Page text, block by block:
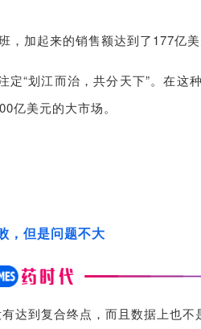
加起来的销售额达到了177亿美
“划江而治，共分天下”。在这
亿美元的大市场。
，但是问题不大
达到复合终点，而且数据上也不